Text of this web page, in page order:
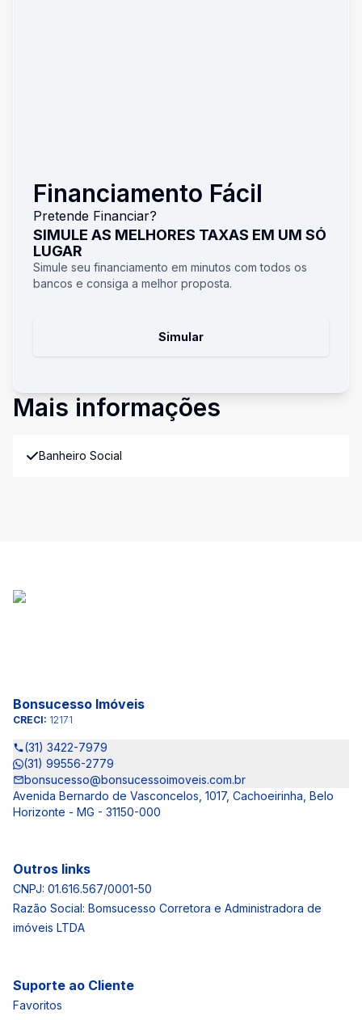
Financiamento Fácil
Pretende Financiar?
SIMULE AS MELHORES TAXAS EM UM SÓ
LUGAR
Simule seu financiamento em minutos com todos os
bancos e consiga a melhor proposta.
Simular
Mais informações
Banheiro Social
Bonsucesso Imóveis
CRECI: 12171
(31) 3422-7979
(31) 99556-2779
bonsucesso@bonsucessoimoveis.com.br
Avenida Bernardo de Vasconcelos, 1017, Cachoeirinha, Belo
Horizonte - MG - 31150-000
Outros links
CNPJ: 01.616.567/0001-50
Razão Social: Bomsucesso Corretora e Administradora de
imóveis LTDA
Suporte ao Cliente
Favoritos